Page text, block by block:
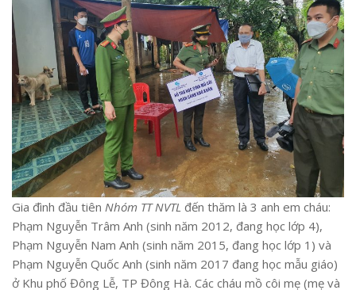
Gia đình đầu tiên Nhóm TT NVTL đến thăm là 3 anh em cháu:
Phạm Nguyễn Trâm Anh (sinh năm 2012, đang học lớp 4),
Phạm Nguyễn Nam Anh (sinh năm 2015, đang học lớp 1) và
Phạm Nguyễn Quốc Anh (sinh năm 2017 đang học mẫu giáo)
ở Khu phố Đông Lễ, TP Đông Hà. Các cháu mồ côi mẹ (mẹ và